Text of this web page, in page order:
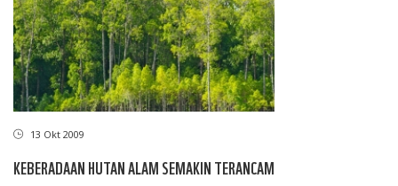
13 Okt 2009
KEBERADAAN HUTAN ALAM SEMAKIN TERANCAM